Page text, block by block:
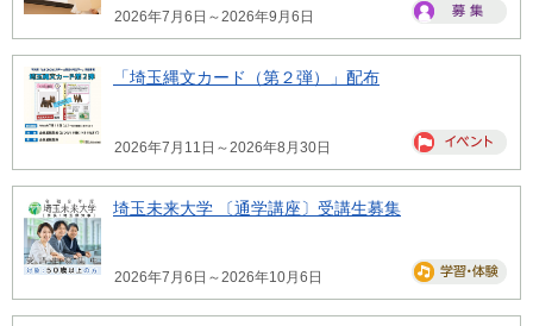
2026年7月6日～2026年9月6日
「埼玉縄文カード（第２弾）」配布
2026年7月11日～2026年8月30日
埼玉未来大学 〔通学講座〕受講生募集
2026年7月6日～2026年10月6日